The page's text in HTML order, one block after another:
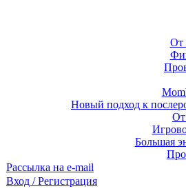
От
Новый подход к
От
Большая
Рассылка на e-mail
Вход / Регистрация